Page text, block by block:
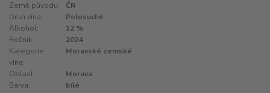
Země původu:
ČR
Druh vína:
Polosuché
Alkohol:
12 %
Ročník:
2024
Kategorie
vína:
Moravské zemské
Oblast:
Morava
Barva:
bílé